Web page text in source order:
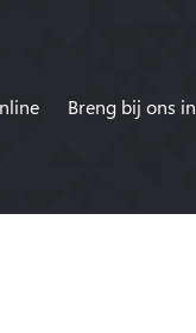
Breng bij ons in